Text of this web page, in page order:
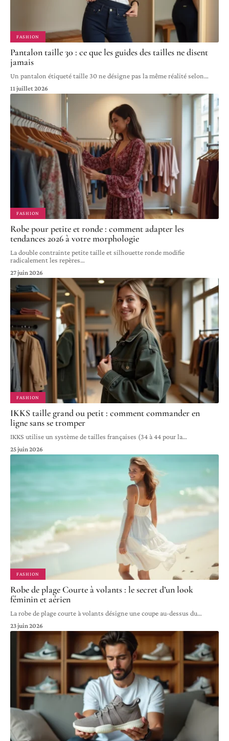
FASHION
Pantalon taille 30 : ce que les guides des tailles ne disent
jamais
Un pantalon étiqueté taille 30 ne désigne pas la même réalité selon…
11 juillet 2026
FASHION
Robe pour petite et ronde : comment adapter les
tendances 2026 à votre morphologie
La double contrainte petite taille et silhouette ronde modifie
radicalement les repères…
27 juin 2026
FASHION
IKKS taille grand ou petit : comment commander en
ligne sans se tromper
IKKS utilise un système de tailles françaises (34 à 44 pour la…
25 juin 2026
FASHION
Robe de plage Courte à volants : le secret d’un look
féminin et aérien
La robe de plage courte à volants désigne une coupe au-dessus du…
23 juin 2026